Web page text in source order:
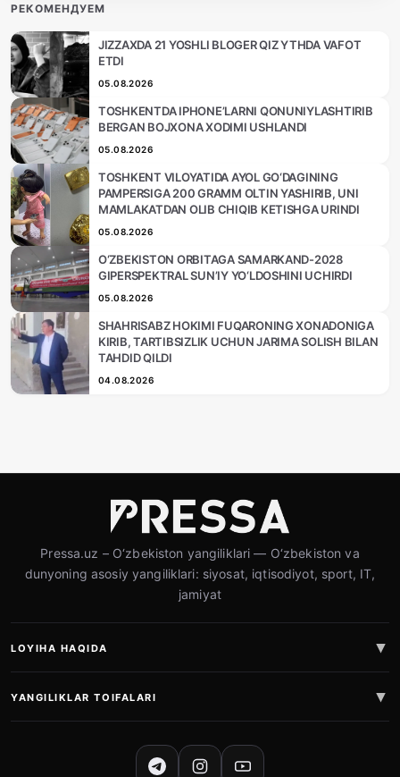
РЕКОМЕНДУЕМ
JIZZAXDA 21 YOSHLI BLOGER QIZ YTHDA VAFOT
ETDI
05.08.2026
TOSHKENTDA IPHONE’LARNI QONUNIYLASHTIRIB
BERGAN BOJXONA XODIMI USHLANDI
05.08.2026
TOSHKENT VILOYATIDA AYOL GO‘DAGINING
PAMPERSIGA 200 GRAMM OLTIN YASHIRIB, UNI
MAMLAKATDAN OLIB CHIQIB KETISHGA URINDI
05.08.2026
O‘ZBEKISTON ORBITAGA SAMARKAND-2028
GIPERSPEKTRAL SUN’IY YO‘LDOSHINI UCHIRDI
05.08.2026
SHAHRISABZ HOKIMI FUQARONING XONADONIGA
KIRIB, TARTIBSIZLIK UCHUN JARIMA SOLISH BILAN
TAHDID QILDI
04.08.2026
Pressa.uz – O‘zbekiston yangiliklari — O‘zbekiston va
dunyoning asosiy yangiliklari: siyosat, iqtisodiyot, sport, IT,
jamiyat
LOYIHA HAQIDA
YANGILIKLAR TOIFALARI
IJTIMOIY TARMOQLAR